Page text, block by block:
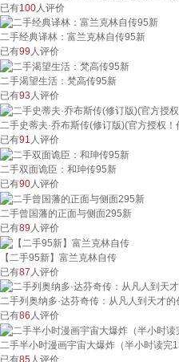
已有100 人评价
二手经典译林：富兰克林自传95新
已有99 人评价
二手渴望生活：梵高传95新
已有93 人评价
二手史蒂夫·乔布斯传(修订版)(官方授权
已有91 人评价
二手双面诡臣：和珅传95新
已有90人评价
二手曾国藩的正面与侧面295新
已有89 人评价
【二手95新】富兰克林自传
已有87 人评价
二手列奥纳多·达芬奇传：从凡人到天才
已有86 人评价
二手半小时漫画宇宙大爆炸（半小时读完
已有85 人评价